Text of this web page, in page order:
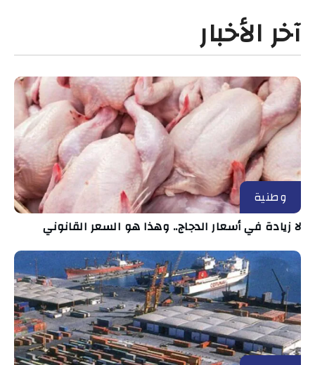
آخر الأخبار
وطنية
لا زيادة في أسعار الدجاج.. وهذا هو السعر القانوني